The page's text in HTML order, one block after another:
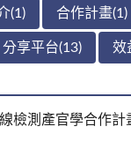
(1) 合作計畫(1)
分享平台(13) 效
檢測產官學合作計